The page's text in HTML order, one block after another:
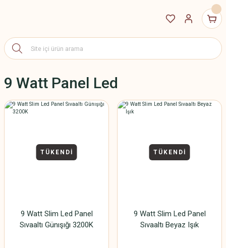
9 Watt Panel Led
TÜKENDİ
9 Watt Slim Led Panel
Sıvaaltı Günışığı 3200K
TÜKENDİ
9 Watt Slim Led Panel
Sıvaaltı Beyaz Işık